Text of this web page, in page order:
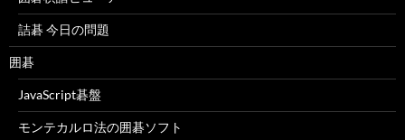
詰碁 今日の問題
囲碁
JavaScript碁盤
モンテカルロ法の囲碁ソフト